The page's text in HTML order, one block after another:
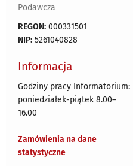
Podawcza
REGON: 000331501
NIP: 5261040828
Informacja
Godziny pracy Informatorium:
poniedziałek-piątek 8.00–
16.00
Zamówienia na dane
statystyczne